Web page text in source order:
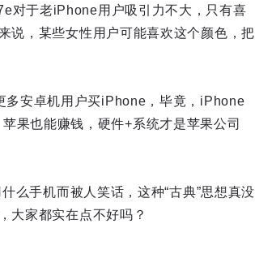
对于老iPhone用户吸引力不大，只有喜
说，某些女性用户可能喜欢这个颜色，把
安卓机用户买iPhone，毕竟，iPhone
果也能赚钱，硬件+系统才是苹果公司
么手机而被人笑话，这种“古典”思想真没
大家都实在点不好吗？